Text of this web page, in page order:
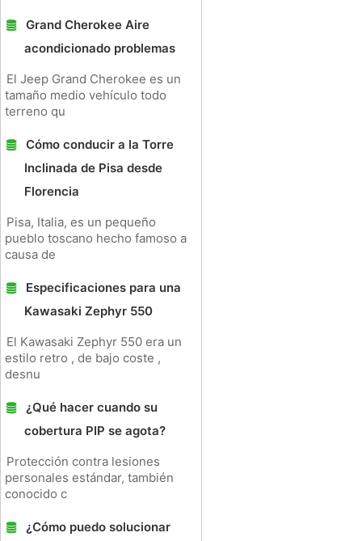
Grand Cherokee Aire
acondicionado problemas
El Jeep Grand Cherokee es un
tamaño medio vehículo todo
terreno qu
Cómo conducir a la Torre
Inclinada de Pisa desde
Florencia
Pisa, Italia, es un pequeño
pueblo toscano hecho famoso a
causa de
Especificaciones para una
Kawasaki Zephyr 550
El Kawasaki Zephyr 550 era un
estilo retro , de bajo coste ,
desnu
¿Qué hacer cuando su
cobertura PIP se agota?
Protección contra lesiones
personales estándar, también
conocido c
¿Cómo puedo solucionar